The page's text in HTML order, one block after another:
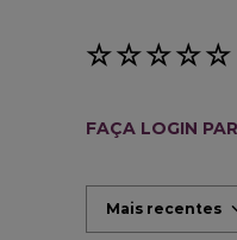
☆☆☆☆☆
FAÇA LOGIN
Mais recentes